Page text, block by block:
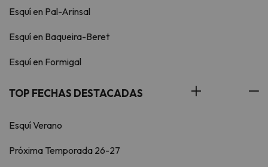
Esquí en Pal-Arinsal
Esquí en Baqueira-Beret
Esquí en Formigal
TOP FECHAS DESTACADAS
Esquí Verano
Próxima Temporada 26-27